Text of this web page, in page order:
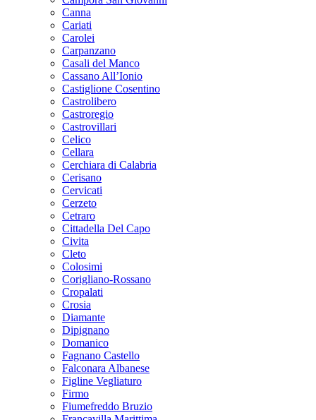
Canna
Cariati
Carolei
Carpanzano
Casali del Manco
Cassano All’Ionio
Castiglione Cosentino
Castrolibero
Castroregio
Castrovillari
Celico
Cellara
Cerchiara di Calabria
Cerisano
Cervicati
Cerzeto
Cetraro
Cittadella Del Capo
Civita
Cleto
Colosimi
Corigliano-Rossano
Cropalati
Crosia
Diamante
Dipignano
Domanico
Fagnano Castello
Falconara Albanese
Figline Vegliaturo
Firmo
Fiumefreddo Bruzio